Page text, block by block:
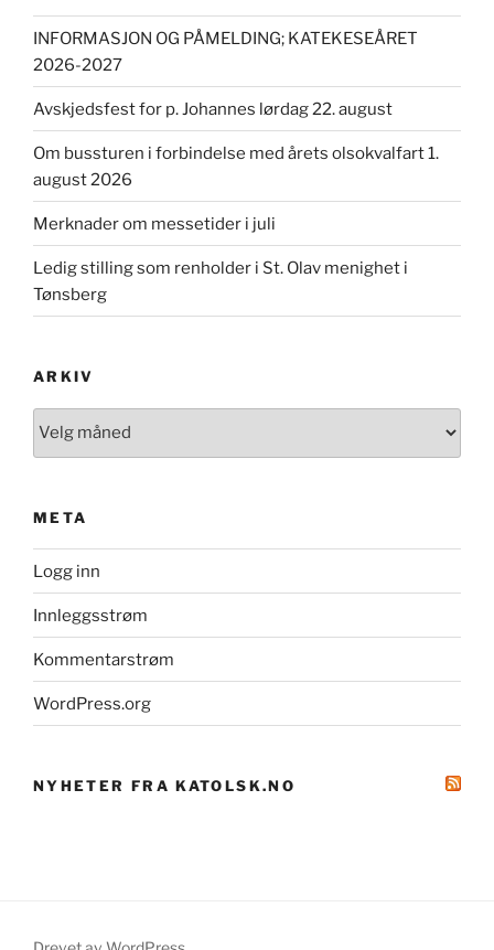
INFORMASJON OG PÅMELDING; KATEKESEÅRET
2026-2027
Avskjedsfest for p. Johannes lørdag 22. august
Om bussturen i forbindelse med årets olsokvalfart 1.
august 2026
Merknader om messetider i juli
Ledig stilling som renholder i St. Olav menighet i
Tønsberg
ARKIV
META
Logg inn
Innleggsstrøm
Kommentarstrøm
WordPress.org
NYHETER FRA KATOLSK.NO